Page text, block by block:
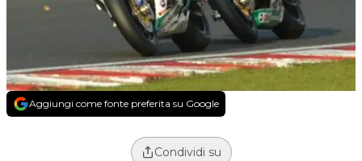
Aggiungi come fonte preferita su Google
Condividi su